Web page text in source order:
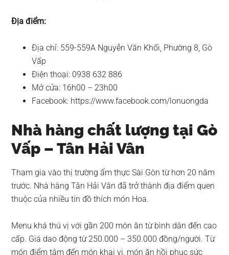
Địa điểm:
Địa chỉ: 559-559A Nguyễn Văn Khối, Phường 8, Gò
Vấp
Điện thoại: 0938 632 886
Mở cửa: 16h00 – 23h00
Facebook: https://www.facebook.com/lonuongda
Nhà hàng chất lượng tại Gò
Vấp – Tân Hải Vân
Tham gia vào thị trường ẩm thực Sài Gòn từ hơn 20 năm
trước. Nhà hàng Tân Hải Vân đã trở thành địa điểm quen
thuộc của nhiều tín đồ thích món Hoa.
Menu khá thú vị với gần 200 món ăn từ bình dân đến cao
cấp. Giá dao động từ 250.000 – 350.000 đồng/người. Từ
món điểm tâm đến món khai vị, món ăn hồi phục sức